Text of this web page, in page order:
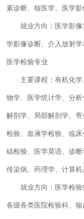
素诊断、核医学、医学
就业方向：医学影
学影像诊断、介入放射学
医学检验专业
主要课程：有机化
物学、医学统计学、分
解剖学、局部解剖学、
检验、血液学检验、临
础检验、医学英语、诊
传染病、药理学、计算机
就业方向：医学检
各级各类医院检验科、